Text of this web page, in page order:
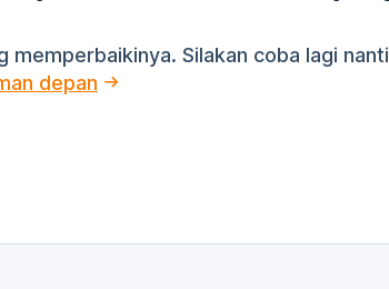
memperbaikinya. Silakan coba lagi
depan